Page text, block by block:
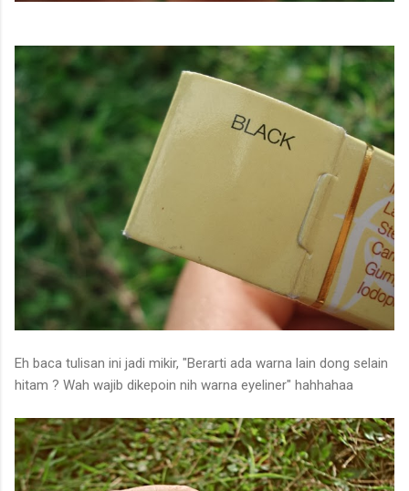
Eh baca tulisan ini jadi mikir, "Berarti ada warna lain dong selain
hitam ? Wah wajib dikepoin nih warna eyeliner" hahhahaa